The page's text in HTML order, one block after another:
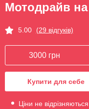
Мотодрайв на
5.00 (29 відгуків)
3000 грн
Купити для себе
Ціни не